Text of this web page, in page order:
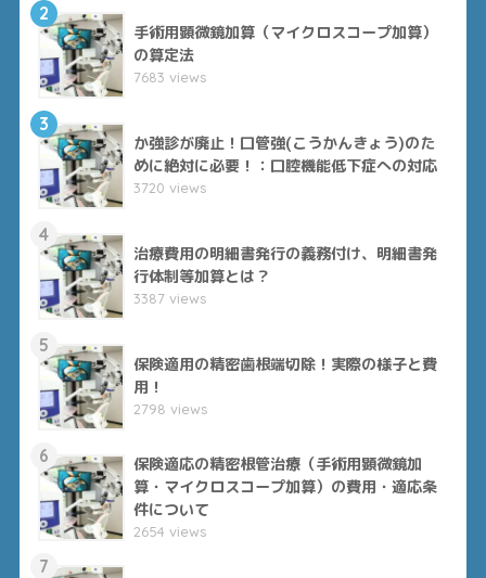
2
手術用顕微鏡加算（マイクロスコープ加算）
の算定法
7683 views
3
か強診が廃止！口管強(こうかんきょう)のた
めに絶対に必要！：口腔機能低下症への対応
3720 views
4
治療費用の明細書発行の義務付け、明細書発
行体制等加算とは？
3387 views
5
保険適用の精密歯根端切除！実際の様子と費
用！
2798 views
6
保険適応の精密根管治療（手術用顕微鏡加
算・マイクロスコープ加算）の費用・適応条
件について
2654 views
7